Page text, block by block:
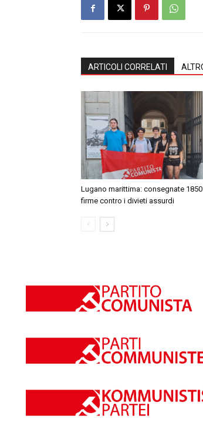
ARTICOLI CORRELATI
Lugano marittima: consegnate 1850
firme contro i divieti assurdi